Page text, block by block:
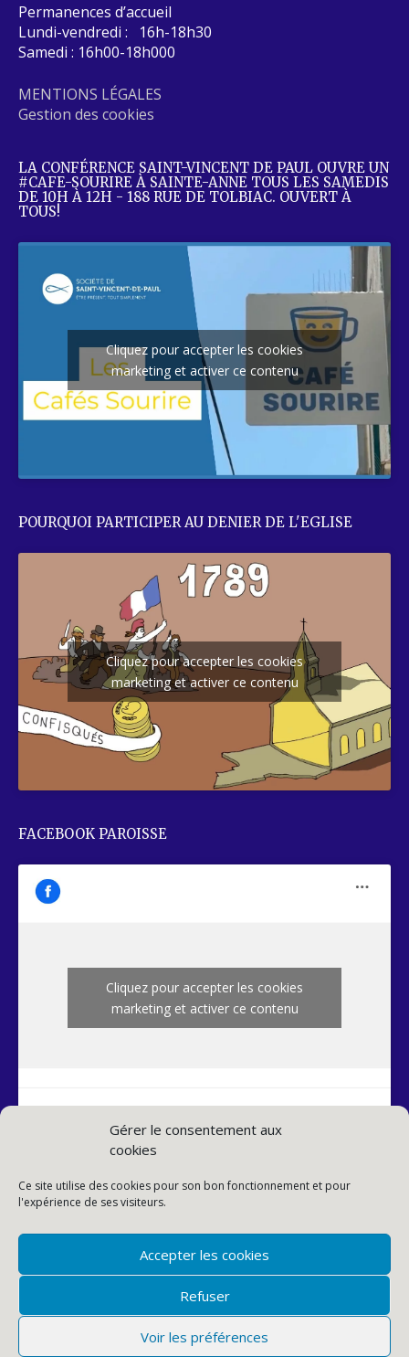
Gérer le consentement aux
cookies
Ce site utilise des cookies pour son bon fonctionnement et pour
l'expérience de ses visiteurs.
Accepter les cookies
Refuser
Voir les préférences
Permanences d’accueil
Lundi-vendredi : 16h-18h30
Samedi : 16h00-18h000
MENTIONS LÉGALES
Gestion des cookies
LA CONFÉRENCE SAINT-VINCENT DE PAUL OUVRE UN
#CAFE-SOURIRE À SAINTE-ANNE TOUS LES SAMEDIS
DE 10H À 12H - 188 RUE DE TOLBIAC. OUVERT À
TOUS!
Cliquez pour accepter les cookies
marketing et activer ce contenu
POURQUOI PARTICIPER AU DENIER DE L'EGLISE
Cliquez pour accepter les cookies
marketing et activer ce contenu
FACEBOOK PAROISSE
Cliquez pour accepter les cookies
marketing et activer ce contenu